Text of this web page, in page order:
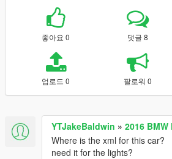
좋아요 0 댓글 8
업로드 0 팔로워 0
YTJakeBaldwin » 2016
Where is the xml for this car?
need it for the lights?